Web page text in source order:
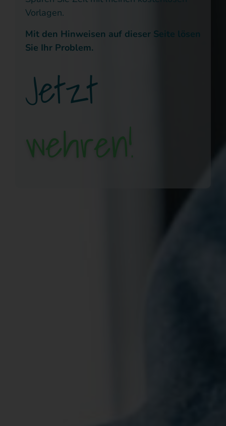
Vorlagen.
Mit den Hinweisen auf dieser Seite lösen
Sie Ihr Problem.
Jetzt
wehren!